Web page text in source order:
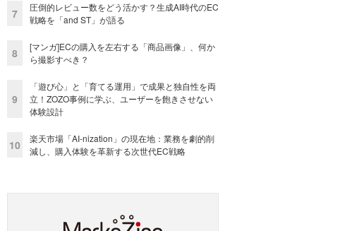
7
圧倒的レビュー数をどう活かす？生成AI時代のEC
戦略を「and ST」が語る
8
[マンガ]ECの購入を左右する「商品画像」、何か
ら撮影すべき？
9
「遊び心」と「育てる運用」で成果と独自性を両
立！ZOZO事例に学ぶ、ユーザーを飽きさせない
体験設計
10
楽天市場「AI-nization」の現在地：業務を劇的削
減し、購入体験を革新する次世代EC戦略